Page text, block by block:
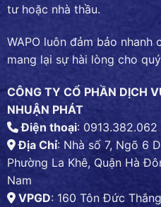
tư hoặc nhà thầu.
WAPO luôn đảm bảo nhanh
mang lại sự hài lòng cho
CÔNG TY CỔ PHẦN DỊCH
NHUẬN PHÁT
Điện thoại:
Địa Chỉ: Nhà số 7, Ngõ 6
Phường La Khê, Quận Hà
Nam
VPGD: 160 Tôn Đức